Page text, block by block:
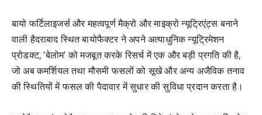
बायो फर्टिलाइजर्स और महत्वपूर्ण मैक्रो और माइक्रो न्यूट्रिएंट्स बनाने
वाली हैदराबाद स्थित बायोफैक्टर ने अपने अत्याधुनिक न्यूट्रिमेशन
प्रोडक्ट, 'बेलोम' को मजबूत करके रिसर्च में एक और बड़ी प्रगति की है,
जो अब कमर्शियल तथा मौसमी फसलों को सूखे और अन्य अजैविक तनाव
की स्थितियों में फसल की पैदावार में सुधार की सुविधा प्रदान करता है।